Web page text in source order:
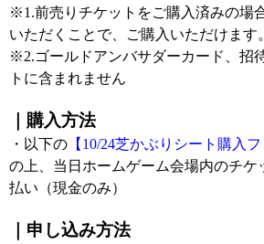
※1.前売りチケットをご購入済みの場
いただくことで、ご購入いただけます。
※2.ゴールドアンバサダーカード、招
トに含まれません
｜購入方法
・以下の 【10/24芝かぶりシート購入フ
の上、当日ホームゲーム会場内のチケ
払い（現金のみ）
｜申し込み方法